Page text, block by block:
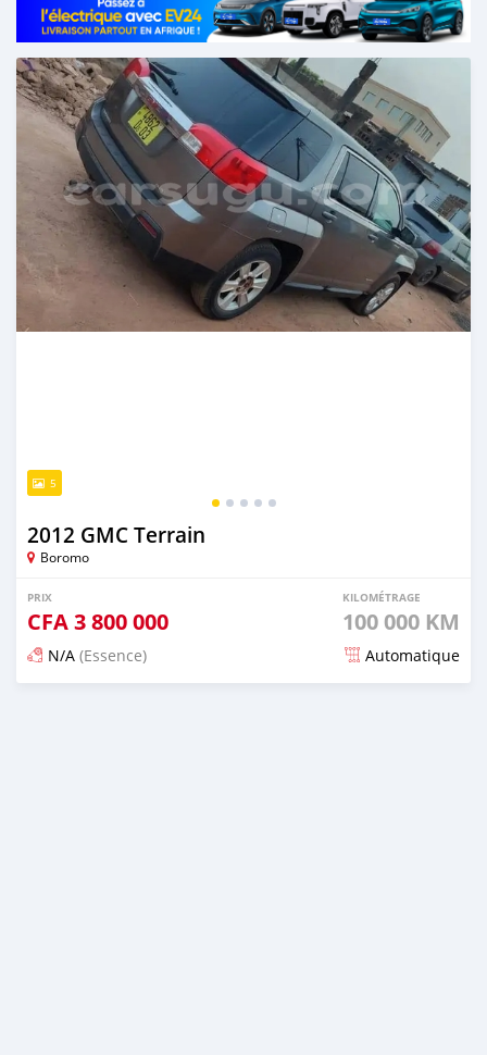
5
2012 GMC Terrain
Boromo
PRIX
CFA3 800 000
KILOMÉTRAGE
100 000 KM
N/A (Essence) Automatique